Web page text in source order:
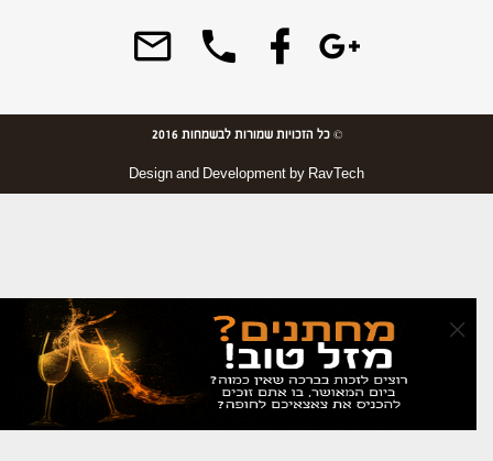
×
© כל הזכויות שמורות לבשמחות 2016
Design and Development by RavTech